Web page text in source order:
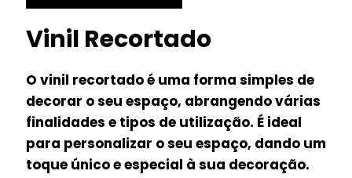
Vinil Recortado
O vinil recortado é uma forma simples de
decorar o seu espaço, abrangendo várias
finalidades e tipos de utilização. É ideal
para personalizar o seu espaço, dando um
toque único e especial à sua decoração.